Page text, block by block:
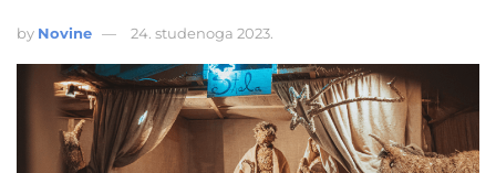
by Novine 24. studenoga 2023.